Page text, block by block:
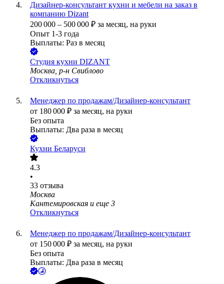
Дизайнер-консультант кухни и мебели на заказ в
компанию Dizant
200 000 – 500 000 ₽ за месяц, на руки
Опыт 1-3 года
Выплаты: Раз в месяц
Студия кухни DIZANT
Москва, р-н Свиблово
Откликнуться
Менеджер по продажам/Дизайнер-консультант
от 180 000 ₽ за месяц, на руки
Без опыта
Выплаты: Два раза в месяц
Кухни Беларуси
4.3
•
33 отзыва
Москва
Кантемировская и еще 3
Откликнуться
Менеджер по продажам/Дизайнер-консультант
от 150 000 ₽ за месяц, на руки
Без опыта
Выплаты: Два раза в месяц